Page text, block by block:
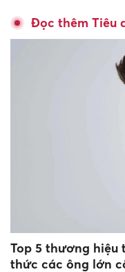
Đọc thêm Tiêu
Top 5 thương hiệu
thức các ông lớn